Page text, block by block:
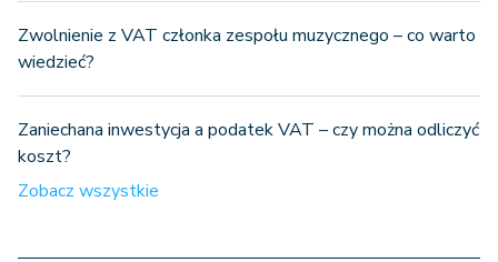
Zwolnienie z VAT członka zespołu muzycznego – co warto
wiedzieć?
Zaniechana inwestycja a podatek VAT – czy można odliczyć
koszt?
Zobacz wszystkie